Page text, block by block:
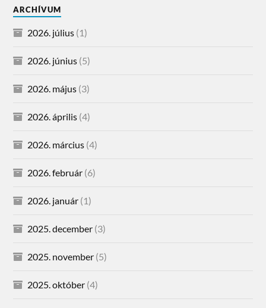
ARCHÍVUM
2026. július (1)
2026. június (5)
2026. május (3)
2026. április (4)
2026. március (4)
2026. február (6)
2026. január (1)
2025. december (3)
2025. november (5)
2025. október (4)